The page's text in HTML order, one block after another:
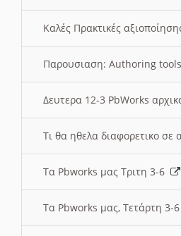
Καλές Πρακτικές
Παρουσιαση: Authoring tools
Δευτερα 12-3 PbWorks
Τι θα ηθελα διαφορετικο
Τα Pbworks μας Τριτη 3-6
Τα Pbworks μας, Τετάρτη 3-6